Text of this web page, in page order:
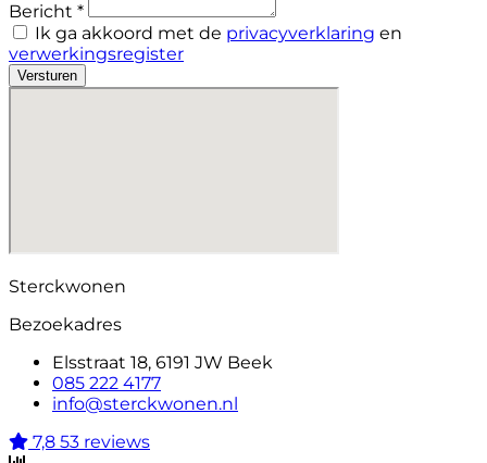
Bericht *
Ik ga akkoord met de privacyverklaring en
verwerkingsregister
Versturen
Sterckwonen
Bezoekadres
Elsstraat 18, 6191 JW Beek
085 222 4177
info@sterckwonen.nl
7,8 53 reviews